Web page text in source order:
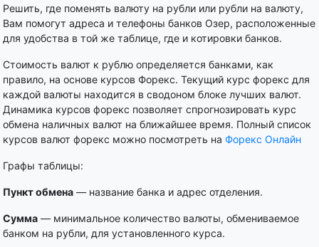
Решить, где поменять валюту на рубли или рубли на валюту,
Вам помогут адреса и телефоны банков Озер, расположенные
для удобства в той же таблице, где и котировки банков.
Стоимость валют к рублю определяется банками, как
правило, на основе курсов Форекс. Текущий курс форекс для
каждой валюты находится в сводоном блоке лучших валют.
Динамика курсов форекс позволяет спрогнозировать курс
обмена наличных валют на ближайшее время. Полный список
курсов валют форекс можно посмотреть на Форекс Онлайн
Графы таблицы:
Пункт обмена — название банка и адрес отделения.
Сумма — минимальное количество валюты, обмениваемое
банком на рубли, для установленного курса.